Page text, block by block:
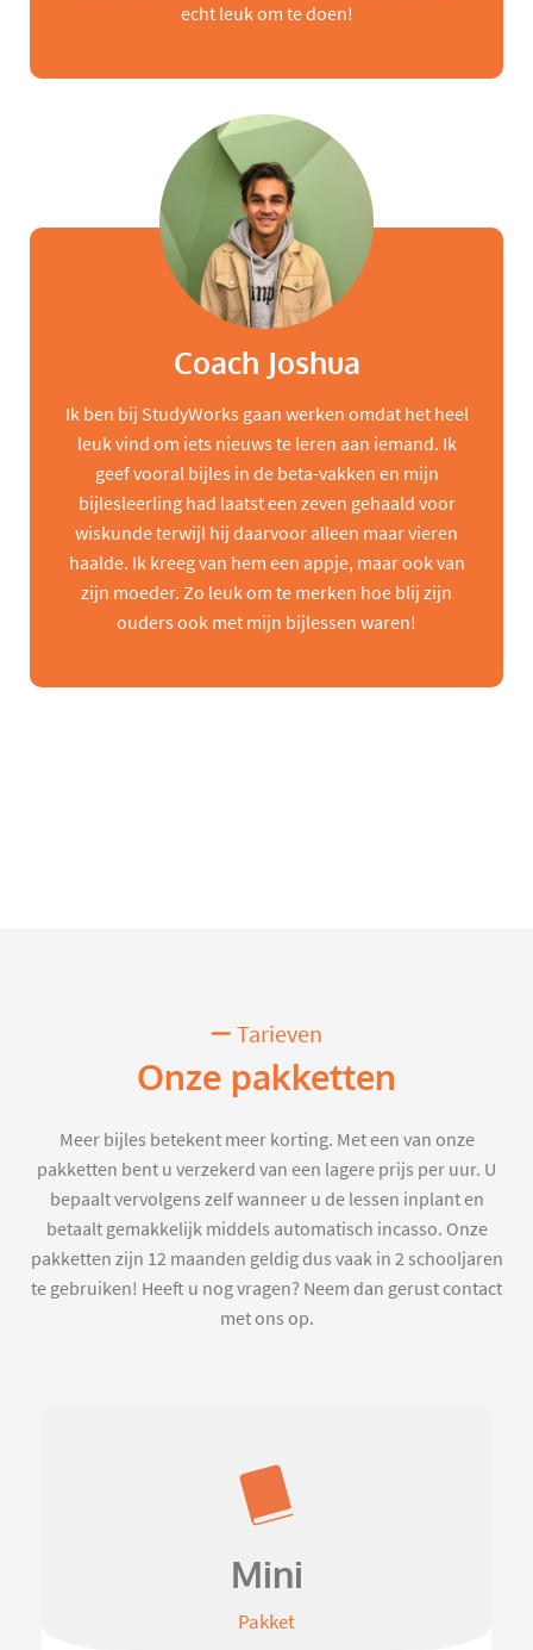
echt leuk om te doen!
Coach Joshua
Ik ben bij StudyWorks gaan werken omdat het heel
leuk vind om iets nieuws te leren aan iemand. Ik
geef vooral bijles in de beta-vakken en mijn
bijlesleerling had laatst een zeven gehaald voor
wiskunde terwijl hij daarvoor alleen maar vieren
haalde. Ik kreeg van hem een appje, maar ook van
zijn moeder. Zo leuk om te merken hoe blij zijn
ouders ook met mijn bijlessen waren!
Tarieven
Onze pakketten
Meer bijles betekent meer korting. Met een van onze
pakketten bent u verzekerd van een lagere prijs per uur. U
bepaalt vervolgens zelf wanneer u de lessen inplant en
betaalt gemakkelijk middels automatisch incasso. Onze
pakketten zijn 12 maanden geldig dus vaak in 2 schooljaren
te gebruiken! Heeft u nog vragen? Neem dan gerust contact
met ons op.
Mini
Pakket